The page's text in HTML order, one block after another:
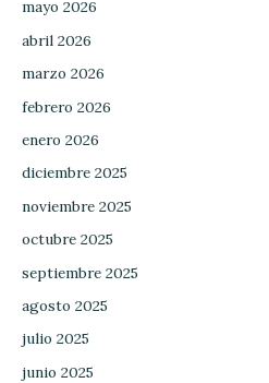
mayo 2026
abril 2026
marzo 2026
febrero 2026
enero 2026
diciembre 2025
noviembre 2025
octubre 2025
septiembre 2025
agosto 2025
julio 2025
junio 2025